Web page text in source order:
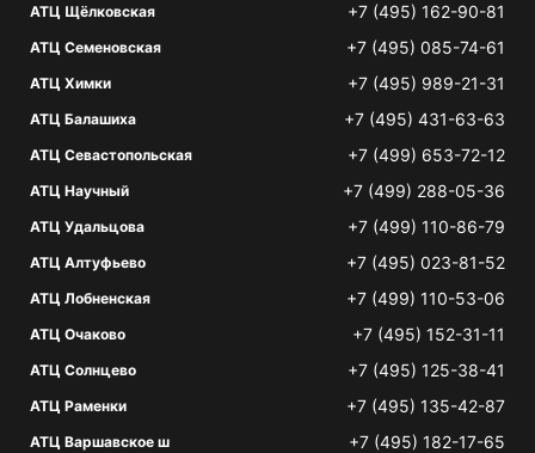
АТЦ Щёлковская +7 (495) 162-90-81
АТЦ Семеновская +7 (495) 085-74-61
АТЦ Химки +7 (495) 989-21-31
АТЦ Балашиха +7 (495) 431-63-63
АТЦ Севастопольская +7 (499) 653-72-12
АТЦ Научный +7 (499) 288-05-36
АТЦ Удальцова +7 (499) 110-86-79
АТЦ Алтуфьево +7 (495) 023-81-52
АТЦ Лобненская +7 (499) 110-53-06
АТЦ Очаково +7 (495) 152-31-11
АТЦ Солнцево +7 (495) 125-38-41
АТЦ Раменки +7 (495) 135-42-87
АТЦ Варшавское ш +7 (495) 182-17-65